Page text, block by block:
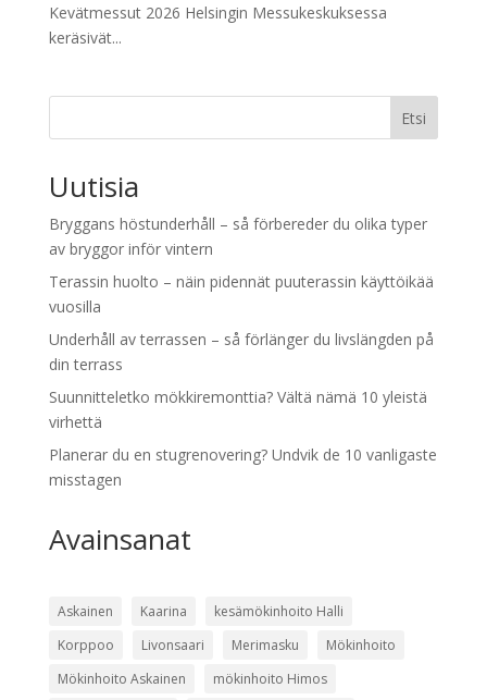
Kevätmessut 2026 Helsingin Messukeskuksessa
keräsivät...
Etsi
Uutisia
Bryggans höstunderhåll – så förbereder du olika typer
av bryggor inför vintern
Terassin huolto – näin pidennät puuterassin käyttöikää
vuosilla
Underhåll av terrassen – så förlänger du livslängden på
din terrass
Suunnitteletko mökkiremonttia? Vältä nämä 10 yleistä
virhettä
Planerar du en stugrenovering? Undvik de 10 vanligaste
misstagen
Avainsanat
Askainen Kaarina
kesämökinhoito Halli
Korppoo
Livonsaari Merimasku
Mökinhoito
Mökinhoito Askainen
mökinhoito Himos